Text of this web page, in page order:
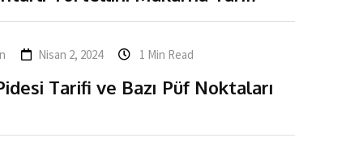
Nisan 2, 2024 1 Min Read
Tarifi ve Bazı Püf Noktaları